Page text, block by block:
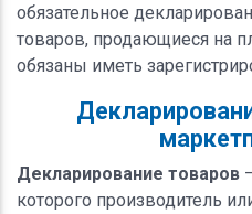
обязательное
товаров, продающиеся на
обязаны иметь
Декларирование товаров
которого производитель